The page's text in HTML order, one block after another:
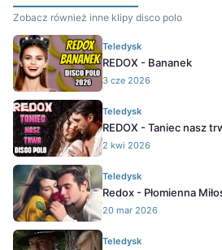
Zobacz również inne klipy disco polo
Teledysk
REDOX - Bananek
3 cze 2026
Teledysk
REDOX - Taniec nasz
2 kwi 2026
Teledysk
Redox - Płomienna
20 mar 2026
Teledysk